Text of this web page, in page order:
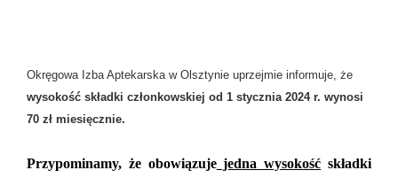
Okręgowa Izba Aptekarska w Olsztynie uprzejmie informuje, że
wysokość składki członkowskiej od 1 stycznia 2024 r. wynosi
70 zł miesięcznie.
Przypominamy, że obowiązujejedna wysokość składki